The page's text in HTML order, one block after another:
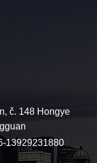
č. 148 Hongye
13929231880